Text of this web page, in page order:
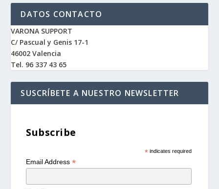
DATOS CONTACTO
VARONA SUPPORT
C/ Pascual y Genis 17-1
46002 Valencia
Tel. 96 337 43 65
SUSCRÍBETE A NUESTRO NEWSLETTER
Subscribe
*indicates required
Email Address*